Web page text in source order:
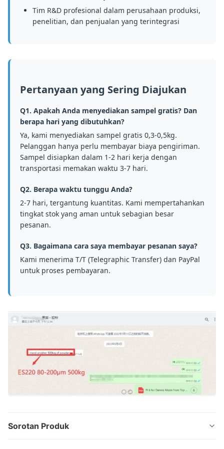
Tim R&D profesional dalam perusahaan produksi,
penelitian, dan penjualan yang terintegrasi
Pertanyaan yang Sering Diajukan
Q1. Apakah Anda menyediakan sampel gratis? Dan
berapa hari yang dibutuhkan?
Ya, kami menyediakan sampel gratis 0,3-0,5kg.
Pelanggan hanya perlu membayar biaya pengiriman.
Sampel disiapkan dalam 1-2 hari kerja dengan
transportasi memakan waktu 3-7 hari.
Q2. Berapa waktu tunggu Anda?
2-7 hari, tergantung kuantitas. Kami mempertahankan
tingkat stok yang aman untuk sebagian besar
pesanan.
Q3. Bagaimana cara saya membayar pesanan saya?
Kami menerima T/T (Telegraphic Transfer) dan PayPal
untuk proses pembayaran.
Sorotan Produk